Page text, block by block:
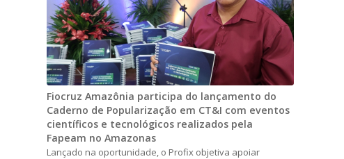
Fiocruz Amazônia participa do lançamento do
Caderno de Popularização em CT&I com eventos
científicos e tecnológicos realizados pela
Fapeam no Amazonas
Lançado na oportunidade, o Profix objetiva apoiar